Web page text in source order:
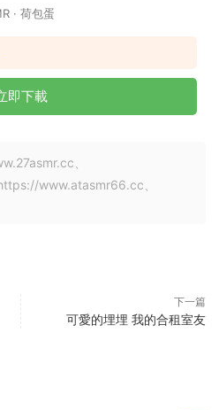
· 荷包蛋
即下載
、
www.atasmr66.cc、
下一篇
可愛的埋埋 我的合租室友